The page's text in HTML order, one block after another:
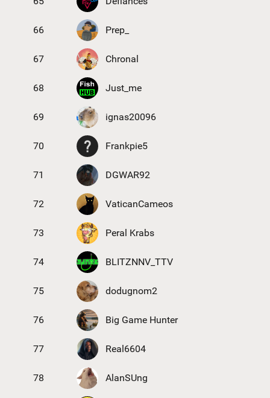
66 Prep_
67 Chronal
68 Just_me
69 ignas20096
70 Frankpie5
71 DGWAR92
72 VaticanCameos
73 Peral Krabs
74 BLITZNNV_TTV
75 dodugnom2
76 Big Game Hunter
77 Real6604
78 AlanSUng